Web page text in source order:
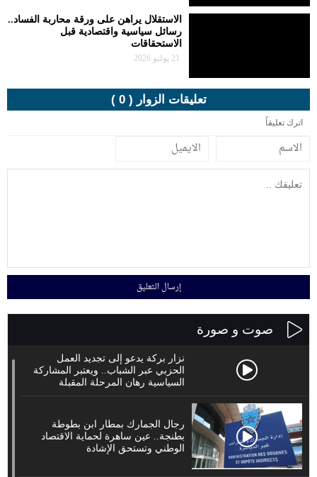
الاستقلال يراهن على ورقة محاربة الفساد..
رسائل سياسية واقتصادية قبل
الاستحقاقات
تعليقات الزوار ( 0 )
اترك تعليقاً
صوت و صورة
نزار بركة يدعو إلى تجديد العمل
الحزبي عبر الشباب.. ويعتبر المشاركة
السياسية رهان المرحلة المقبلة
رجال الجمارك بمطار ابن بطوطة
بطنجة.. عين ساهرة لحماية الاقتصاد
الوطني وتستحق الإشادة